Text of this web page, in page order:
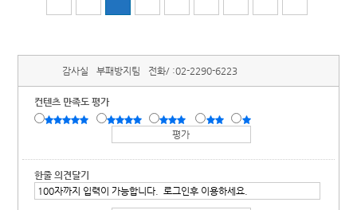
감사실 부패방지팀 전화/ :02-2290-6223
컨텐츠 만족도 평가
한줄 의견달기